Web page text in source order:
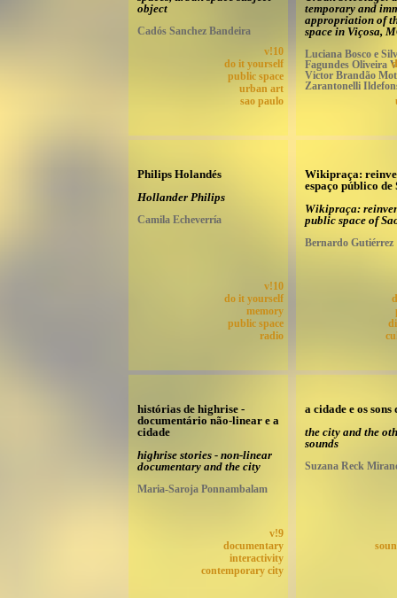
object
Cadós Sanchez Bandeira
v!10
do it yourself
public space
urban art
sao paulo
temporary and
appropriation of
space in Viçosa,
Luciana Bosco e
Fagundes Oliveira
Victor Brandão
Zarantonelli
Philips Holandés
Hollander Philips
Camila Echeverría
v!10
do it yourself
memory
public space
radio
Wikipraça:
espaço público de
Wikipraça:
public space of
Bernardo Gutiérrez
histórias de highrise -
documentário não-linear e a
cidade
highrise stories - non-linear
documentary and the city
Maria-Saroja Ponnambalam
v!9
documentary
interactivity
contemporary city
a cidade e os sons
the city and the
sounds
Suzana Reck